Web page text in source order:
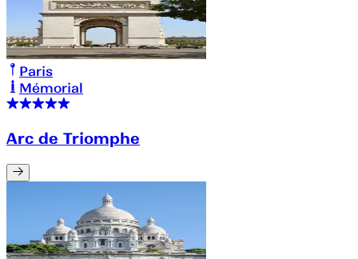
Paris
Mémorial
Arc de Triomphe